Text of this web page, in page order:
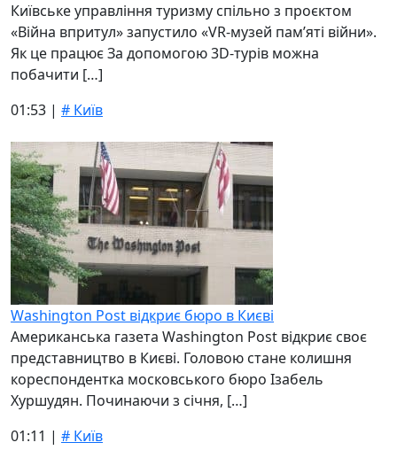
Київське управління туризму спільно з проєктом
«Війна впритул» запустило «VR-музей пам’яті війни».
Як це працює За допомогою 3D-турів можна
побачити […]
01:53 | # Київ
Washington Post відкриє бюро в Києві
Американська газета Washington Post відкриє своє
представництво в Києві. Головою стане колишня
кореспондентка московського бюро Ізабель
Хуршудян. Починаючи з січня, […]
01:11 | # Київ